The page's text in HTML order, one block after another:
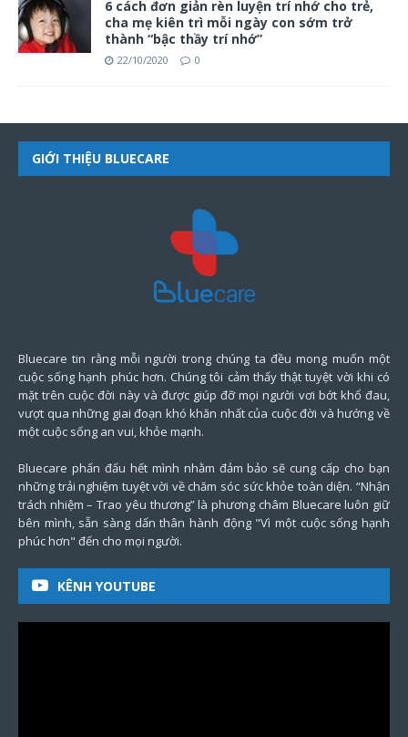
6 cách đơn giản rèn luyện trí nhớ cho trẻ,
cha mẹ kiên trì mỗi ngày con sớm trở
thành “bậc thầy trí nhớ”
22/10/2020 0
GIỚI THIỆU BLUECARE
Bluecare tin rằng mỗi người trong chúng ta đều mong muốn một
cuộc sống hạnh phúc hơn. Chúng tôi cảm thấy thật tuyệt vời khi có
mặt trên cuộc đời này và được giúp đỡ mọi người vơi bớt khổ đau,
vượt qua những giai đoạn khó khăn nhất của cuộc đời và hướng về
một cuộc sống an vui, khỏe mạnh.
Bluecare phấn đấu hết mình nhằm đảm bảo sẽ cung cấp cho bạn
những trải nghiệm tuyệt vời về chăm sóc sức khỏe toàn diện. “Nhận
trách nhiệm – Trao yêu thương” là phương châm Bluecare luôn giữ
bên mình, sẵn sàng dấn thân hành động "Vì một cuộc sống hạnh
phúc hơn" đến cho mọi người.
KÊNH YOUTUBE